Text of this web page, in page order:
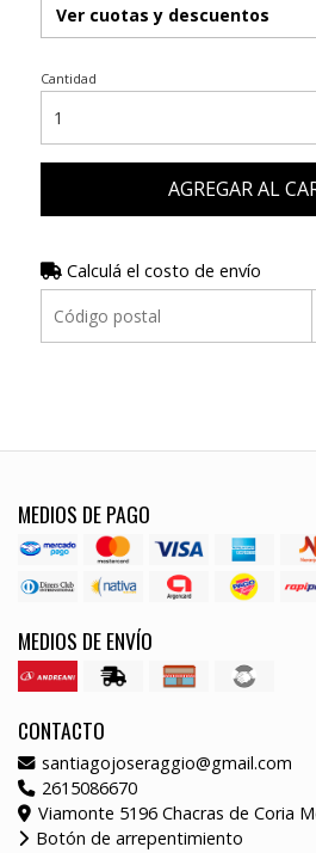
Ver cuotas y descuentos
Cantidad
AGREGAR AL
Calculá el costo de envío
MEDIOS DE PAGO
MEDIOS DE ENVÍO
CONTACTO
santiagojoseraggio@gmail.com
2615086670
Viamonte 5196 Chacras de Coria
Botón de arrepentimiento